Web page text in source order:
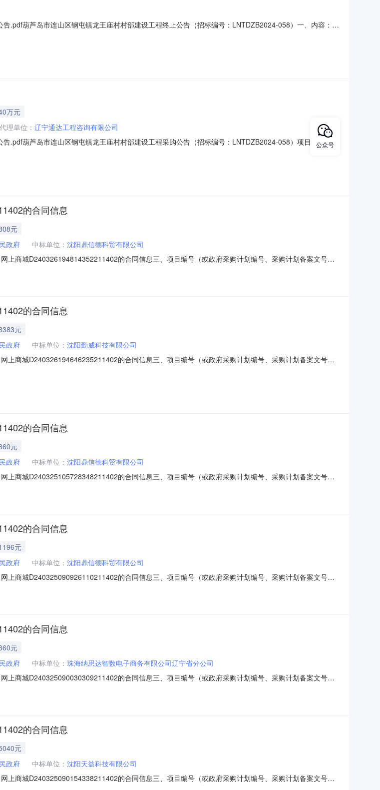
.pdf葫芦岛市连山区钢屯镇龙王庙村村部建设工程终止公告（招标编号：LNTDZB2024-058）一、内容：各
司地址：辽宁省葫芦岛市龙港区海星路滨海开发小区11号楼B联系人：牛刚电话：0429-3151616电子邮
万元
代理单位： 辽宁通达工程咨询有限公司
.pdf葫芦岛市连山区钢屯镇龙王庙村村部建设工程采购公告（招标编号：LNTDZB2024-058）项目所在地
开招标。二、项目概况和招标范围规模：葫芦岛市连山区钢屯镇龙王庙村村部建设工程范围：本招标项目
的合同信息
元
政府 中标单位： 沈阳鼎信德科贸有限公司
上商城D240326194814352211402的合同信息三、项目编号（或政府采购计划编号、采购计划备案文号
3214联系方式：六、合同主要信息主要标的名称：心相印DT15130(6包
的合同信息
元
政府 中标单位： 沈阳勤威科技有限公司
上商城D240326194646235211402的合同信息三、项目编号（或政府采购计划编号、采购计划备案文号
2-2-1）联系方式：六、合同主要信息主要标的名称：晨光（MG）k-35中性笔黑色规格
的合同信息
元
政府 中标单位： 沈阳鼎信德科贸有限公司
上商城D240325105728348211402的合同信息三、项目编号（或政府采购计划编号、采购计划备案文号
3214联系方式：六、合同主要信息主要标的名称：鑫达木质书立架三栏文件架文
的合同信息
元
政府 中标单位： 沈阳鼎信德科贸有限公司
上商城D240325090926110211402的合同信息三、项目编号（或政府采购计划编号、采购计划备案文号
3214联系方式：六、合同主要信息主要标的名称：宝克中性笔1.0商务办公签
的合同信息
元
政府 中标单位： 珠海纳思达智数电子商务有限公司辽宁省分公司
上商城D240325090030309211402的合同信息三、项目编号（或政府采购计划编号、采购计划备案文号
三好街96号同方广场A座3513联系方式：六、合同主要信息主要标的名称：汇星文具/HX
的合同信息
元
政府 中标单位： 沈阳天益科技有限公司
上商城D240325090154338211402的合同信息三、项目编号（或政府采购计划编号、采购计划备案文号
公众号